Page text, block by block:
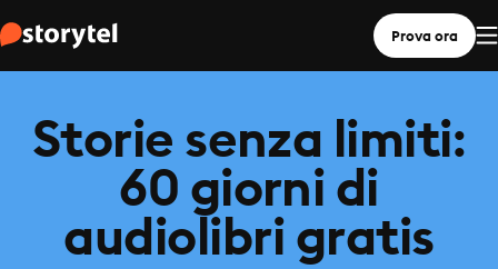
Prova ora
Storie senza limiti:
60 giorni di
audiolibri gratis